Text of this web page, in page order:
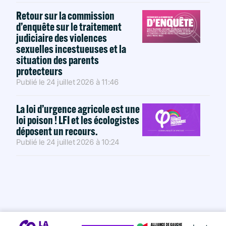
Retour sur la commission
d’enquête sur le traitement
judiciaire des violences
sexuelles incestueuses et la
situation des parents
protecteurs
Publié le 24 juillet 2026 à 11:46
La loi d’urgence agricole est une
loi poison ! LFI et les écologistes
déposent un recours.
Publié le 24 juillet 2026 à 10:24